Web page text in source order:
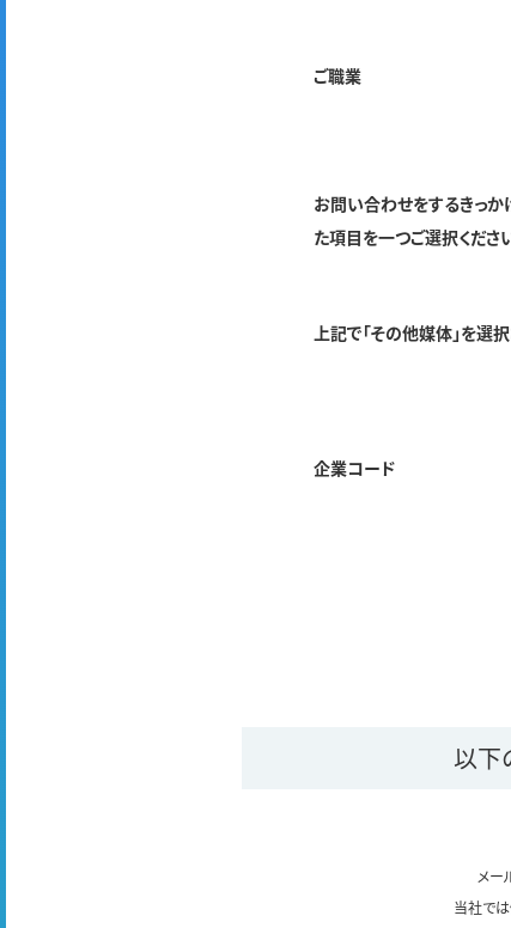
ご職業
お問い合わせをするきっか
た項目を一つご選択くださ
上記で「その他媒体」を選
企業コード
以下
メー
当社で